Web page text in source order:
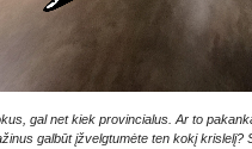
gal net kiek provincialus. Ar to
galbūt įžvelgtumėte ten kokį krislelį?